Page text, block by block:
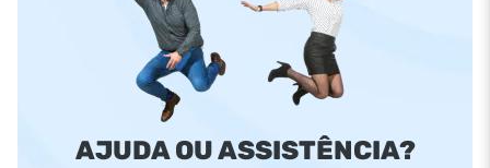
AJUDA OU ASSISTÊNCIA?